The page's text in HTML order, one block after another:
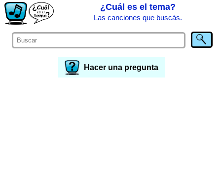
¿Cuál es el tema?
Las canciones que buscás.
Hacer una pregunta